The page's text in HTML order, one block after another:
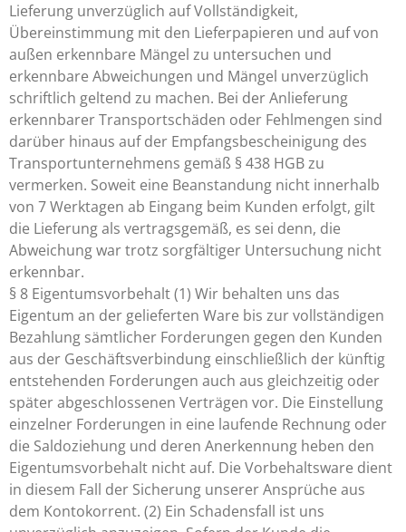
Lieferung unverzüglich auf Vollständigkeit,
Übereinstimmung mit den Lieferpapieren und auf von
außen erkennbare Mängel zu untersuchen und
erkennbare Abweichungen und Mängel unverzüglich
schriftlich geltend zu machen. Bei der Anlieferung
erkennbarer Transportschäden oder Fehlmengen sind
darüber hinaus auf der Empfangsbescheinigung des
Transportunternehmens gemäß § 438 HGB zu
vermerken. Soweit eine Beanstandung nicht innerhalb
von 7 Werktagen ab Eingang beim Kunden erfolgt, gilt
die Lieferung als vertragsgemäß, es sei denn, die
Abweichung war trotz sorgfältiger Untersuchung nicht
erkennbar.
§ 8 Eigentumsvorbehalt (1) Wir behalten uns das
Eigentum an der gelieferten Ware bis zur vollständigen
Bezahlung sämtlicher Forderungen gegen den Kunden
aus der Geschäftsverbindung einschließlich der künftig
entstehenden Forderungen auch aus gleichzeitig oder
später abgeschlossenen Verträgen vor. Die Einstellung
einzelner Forderungen in eine laufende Rechnung oder
die Saldoziehung und deren Anerkennung heben den
Eigentumsvorbehalt nicht auf. Die Vorbehaltsware dient
in diesem Fall der Sicherung unserer Ansprüche aus
dem Kontokorrent. (2) Ein Schadensfall ist uns